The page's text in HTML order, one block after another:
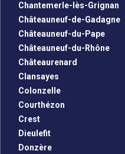
Chantemerle-lès-Grignan
Châteauneuf-de-Gadagne
Châteauneuf-du-Pape
Châteauneuf-du-Rhône
Châteaurenard
Clansayes
Colonzelle
Courthézon
Crest
Dieulefit
Donzère